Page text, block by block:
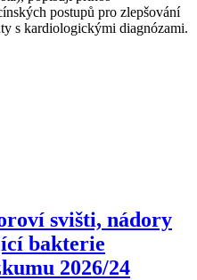
postupů pro zlepšování
s kardiologickými diagnózami.
svišti, nádory
bakterie
2026/24